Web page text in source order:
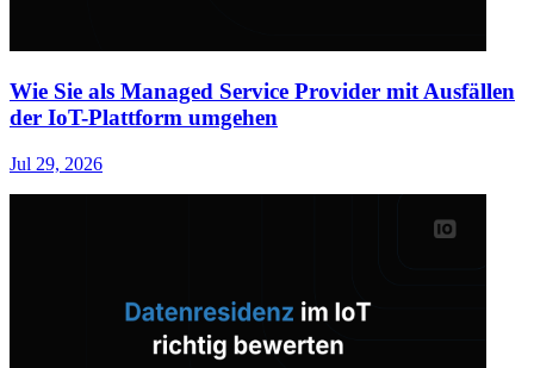
Wie Sie als Managed Service Provider mit Ausfällen
der IoT-Plattform umgehen
Jul 29, 2026